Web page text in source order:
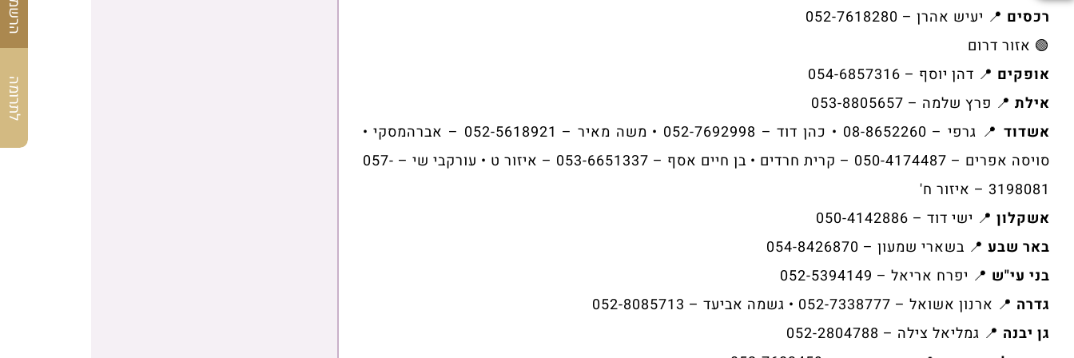
רכסים 📍 יעיש אהרן – 052-7618280
🟢 אזור דרום
אופקים 📍 דהן יוסף – 054-6857316
אילת 📍 פרץ שלמה – 053-8805657
אשדוד
📍 גרפי – 08-8652260 • כהן דוד – 052-7692998 • משה מאיר – 052-5618921 – אברהמסקי •
סויסה אפרים – 050-4174487 – קרית חרדים • בן חיים אסף – 053-6651337 – איזור ט • עורקבי שי – 057-
3198081 – איזור ח'
אשקלון 📍 ישי דוד – 050-4142886
באר שבע 📍 בשארי שמעון – 054-8426870
בני עי"ש 📍 יפרח אריאל – 052-5394149
גדרה 📍 ארנון אשואל – 052-7338777 • גשמה אביעד – 052-8085713
גן יבנה 📍 גמליאל צילה – 052-2804788
לתרומה